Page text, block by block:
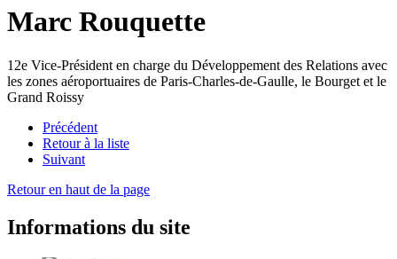
Marc Rouquette
12e Vice-Président en charge du Développement des Relations avec
les zones aéroportuaires de Paris-Charles-de-Gaulle, le Bourget et le
Grand Roissy
Précédent
Retour à la liste
Suivant
Retour en haut de la page
Informations du site